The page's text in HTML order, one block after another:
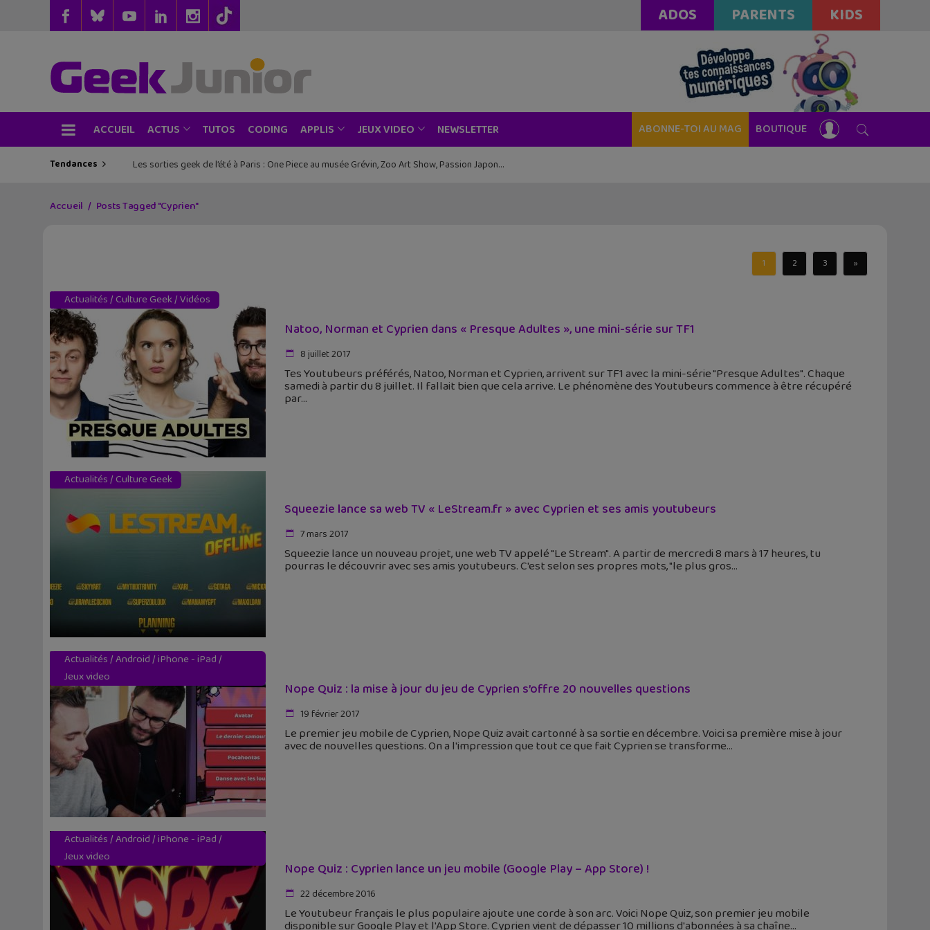
ADOS PARENTS KIDS
ACCUEIL ACTUS TUTOS CODING APPLIS JEUX VIDEO NEWSLETTER ABONNE-TOI AU MAG BOUTIQUE
Tendances Les sorties geek de l’été à Paris : One Piece au musée Grévin, Zoo Art Show, Passion Japon…
Accueil Posts Tagged "Cyprien"
1 2 3 »
Actualités/ Culture Geek/Vidéos
Natoo, Norman et Cyprien dans « Presque Adultes », une mini-série sur TF1
8 juillet 2017
Tes Youtubeurs préférés, Natoo, Norman et Cyprien, arrivent sur TF1 avec la mini-série "Presque Adultes". Chaque
samedi à partir du 8 juillet. Il fallait bien que cela arrive. Le phénomène des Youtubeurs commence à être récupéré
par
Actualités/ Culture Geek
Squeezie lance sa web TV « LeStream.fr » avec Cyprien et ses amis youtubeurs
7 mars 2017
Squeezie lance un nouveau projet, une web TV appelé "Le Stream". A partir de mercredi 8 mars à 17 heures, tu
pourras le découvrir avec ses amis youtubeurs. C'est selon ses propres mots, "le plus gros
Actualités/Android/iPhone - iPad/
Jeux video
Nope Quiz : la mise à jour du jeu de Cyprien s’offre 20 nouvelles questions
19 février 2017
Le premier jeu mobile de Cyprien, Nope Quiz avait cartonné à sa sortie en décembre. Voici sa première mise à jour
avec de nouvelles questions. On a l'impression que tout ce que fait Cyprien se transforme
Actualités/Android/iPhone - iPad/
Jeux video
Nope Quiz : Cyprien lance un jeu mobile (Google Play – App Store) !
22 décembre 2016
Le Youtubeur français le plus populaire ajoute une corde à son arc. Voici Nope Quiz, son premier jeu mobile
disponible sur Google Play et l'App Store. Cyprien vient de dépasser 10 millions d'abonnées à sa chaîne